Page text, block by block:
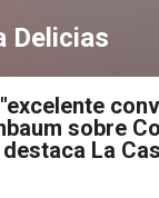
Ir al contenido
Delicias
sobre
La